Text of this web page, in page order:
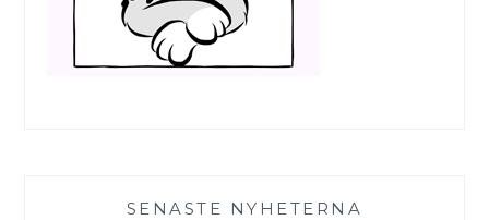
SENASTE NYHETERNA